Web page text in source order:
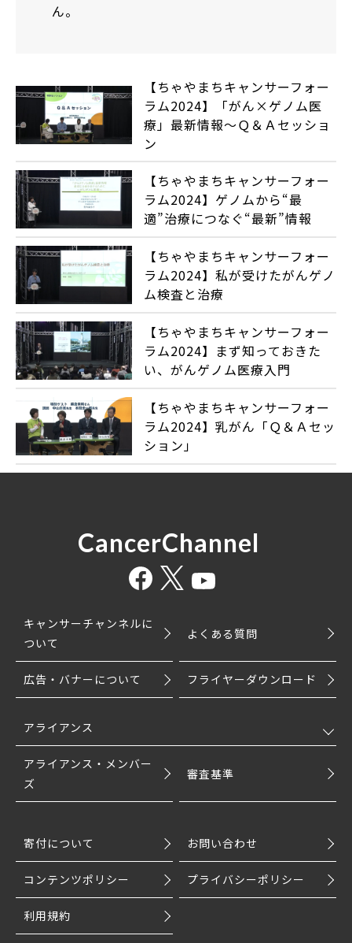
ん。
【ちゃやまちキャンサーフォー
ラム2024】「がん×ゲノム医
療」最新情報～Ｑ＆Ａセッショ
ン
【ちゃやまちキャンサーフォー
ラム2024】ゲノムから“最
適”治療につなぐ“最新”情報
【ちゃやまちキャンサーフォー
ラム2024】私が受けたがんゲノ
ム検査と治療
【ちゃやまちキャンサーフォー
ラム2024】まず知っておきた
い、がんゲノム医療入門
【ちゃやまちキャンサーフォー
ラム2024】乳がん「Ｑ＆Ａセッ
ション」
CancerChannel
キャンサーチャンネルに
ついて
よくある質問
広告・バナーについて フライヤーダウンロード
アライアンス
アライアンス・メンバー
ズ
審査基準
寄付について お問い合わせ
コンテンツポリシー プライバシーポリシー
利用規約